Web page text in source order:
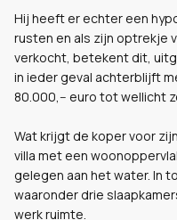
Hij heeft er echter een
rusten en als zijn optrekje
verkocht, betekent dit,
in ieder geval achterblijft
80.000,-- euro tot wellicht
Wat krijgt de koper voor
villa met een
gelegen aan het water. In
waaronder drie
werk ruimte.